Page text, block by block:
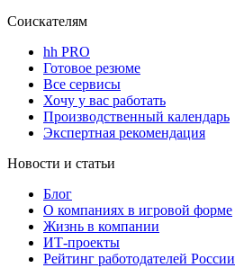
Соискателям
hh PRO
Готовое резюме
Все сервисы
Хочу у вас работать
Производственный календарь
Экспертная рекомендация
Новости и статьи
Блог
О компаниях в игровой форме
Жизнь в компании
ИТ-проекты
Рейтинг работодателей России